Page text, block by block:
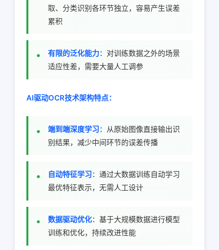
取、分类识别各环节独立，容易产生误差
累积
有限的泛化能力：对训练数据之外的场景
适应性差，需要大量人工调参
AI驱动OCR技术架构特点：
端到端深度学习：从原始图像直接输出识
别结果，减少中间环节的误差传播
自动特征学习：通过大数据训练自动学习
最优特征表示，无需人工设计
数据驱动优化：基于大规模数据进行模型
训练和优化，持续改进性能